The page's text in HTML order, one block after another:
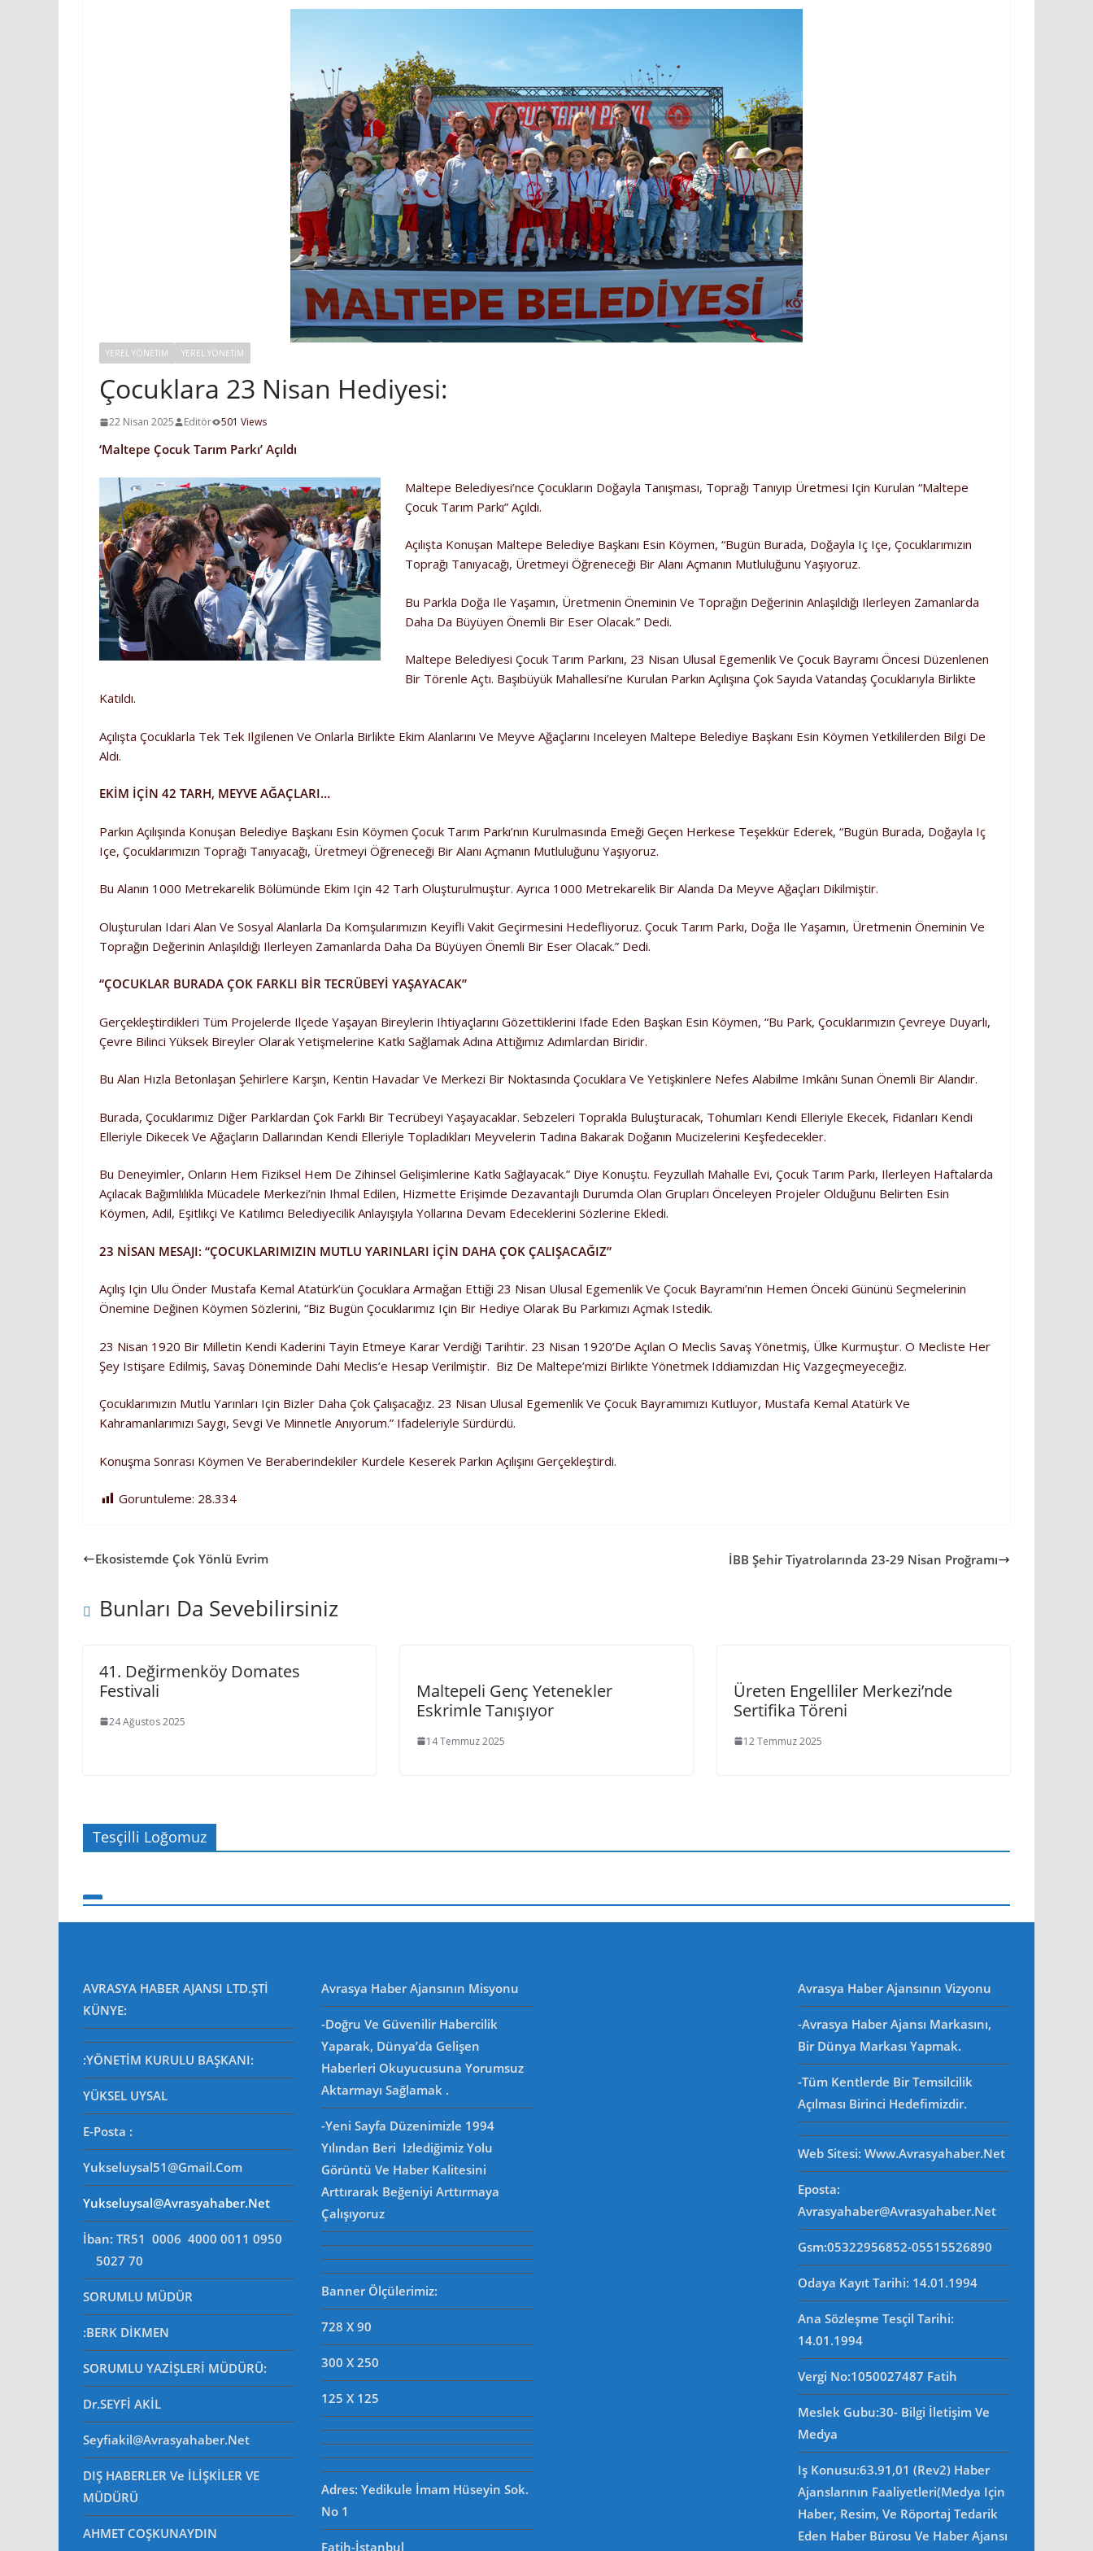
YEREL YÖNETIM YEREL YÖNETİM
Çocuklara 23 Nisan Hediyesi:
22 Nisan 2025 Editör 501 Views
‘Maltepe Çocuk Tarım Parkı’ Açıldı
Maltepe Belediyesi’nce Çocukların Doğayla Tanışması, Toprağı Tanıyıp Üretmesi Için Kurulan “Maltepe
Çocuk Tarım Parkı” Açıldı.
Açılışta Konuşan Maltepe Belediye Başkanı Esin Köymen, “Bugün Burada, Doğayla Iç Içe, Çocuklarımızın
Toprağı Tanıyacağı, Üretmeyi Öğreneceği Bir Alanı Açmanın Mutluluğunu Yaşıyoruz.
Bu Parkla Doğa Ile Yaşamın, Üretmenin Öneminin Ve Toprağın Değerinin Anlaşıldığı Ilerleyen Zamanlarda
Daha Da Büyüyen Önemli Bir Eser Olacak.” Dedi.
Maltepe Belediyesi Çocuk Tarım Parkını, 23 Nisan Ulusal Egemenlik Ve Çocuk Bayramı Öncesi Düzenlenen
Bir Törenle Açtı. Başıbüyük Mahallesi’ne Kurulan Parkın Açılışına Çok Sayıda Vatandaş Çocuklarıyla Birlikte
Katıldı.
Açılışta Çocuklarla Tek Tek Ilgilenen Ve Onlarla Birlikte Ekim Alanlarını Ve Meyve Ağaçlarını Inceleyen Maltepe Belediye Başkanı Esin Köymen Yetkililerden Bilgi De
Aldı.
EKİM İÇİN 42 TARH, MEYVE AĞAÇLARI…
Parkın Açılışında Konuşan Belediye Başkanı Esin Köymen Çocuk Tarım Parkı’nın Kurulmasında Emeği Geçen Herkese Teşekkür Ederek, “Bugün Burada, Doğayla Iç
Içe, Çocuklarımızın Toprağı Tanıyacağı, Üretmeyi Öğreneceği Bir Alanı Açmanın Mutluluğunu Yaşıyoruz.
Bu Alanın 1000 Metrekarelik Bölümünde Ekim Için 42 Tarh Oluşturulmuştur. Ayrıca 1000 Metrekarelik Bir Alanda Da Meyve Ağaçları Dikilmiştir.
Oluşturulan Idari Alan Ve Sosyal Alanlarla Da Komşularımızın Keyifli Vakit Geçirmesini Hedefliyoruz. Çocuk Tarım Parkı, Doğa Ile Yaşamın, Üretmenin Öneminin Ve
Toprağın Değerinin Anlaşıldığı Ilerleyen Zamanlarda Daha Da Büyüyen Önemli Bir Eser Olacak.” Dedi.
“ÇOCUKLAR BURADA ÇOK FARKLI BİR TECRÜBEYİ YAŞAYACAK”
Gerçekleştirdikleri Tüm Projelerde Ilçede Yaşayan Bireylerin Ihtiyaçlarını Gözettiklerini Ifade Eden Başkan Esin Köymen, “Bu Park, Çocuklarımızın Çevreye Duyarlı,
Çevre Bilinci Yüksek Bireyler Olarak Yetişmelerine Katkı Sağlamak Adına Attığımız Adımlardan Biridir.
Bu Alan Hızla Betonlaşan Şehirlere Karşın, Kentin Havadar Ve Merkezi Bir Noktasında Çocuklara Ve Yetişkinlere Nefes Alabilme Imkânı Sunan Önemli Bir Alandır.
Burada, Çocuklarımız Diğer Parklardan Çok Farklı Bir Tecrübeyi Yaşayacaklar. Sebzeleri Toprakla Buluşturacak, Tohumları Kendi Elleriyle Ekecek, Fidanları Kendi
Elleriyle Dikecek Ve Ağaçların Dallarından Kendi Elleriyle Topladıkları Meyvelerin Tadına Bakarak Doğanın Mucizelerini Keşfedecekler.
Bu Deneyimler, Onların Hem Fiziksel Hem De Zihinsel Gelişimlerine Katkı Sağlayacak.” Diye Konuştu. Feyzullah Mahalle Evi, Çocuk Tarım Parkı, Ilerleyen Haftalarda
Açılacak Bağımlılıkla Mücadele Merkezi’nin Ihmal Edilen, Hizmette Erişimde Dezavantajlı Durumda Olan Grupları Önceleyen Projeler Olduğunu Belirten Esin
Köymen, Adil, Eşitlikçi Ve Katılımcı Belediyecilik Anlayışıyla Yollarına Devam Edeceklerini Sözlerine Ekledi.
23 NİSAN MESAJI: “ÇOCUKLARIMIZIN MUTLU YARINLARI İÇİN DAHA ÇOK ÇALIŞACAĞIZ”
Açılış Için Ulu Önder Mustafa Kemal Atatürk’ün Çocuklara Armağan Ettiği 23 Nisan Ulusal Egemenlik Ve Çocuk Bayramı’nın Hemen Önceki Gününü Seçmelerinin
Önemine Değinen Köymen Sözlerini, “Biz Bugün Çocuklarımız Için Bir Hediye Olarak Bu Parkımızı Açmak Istedik.
23 Nisan 1920 Bir Milletin Kendi Kaderini Tayin Etmeye Karar Verdiği Tarihtir. 23 Nisan 1920’de Açılan O Meclis Savaş Yönetmiş, Ülke Kurmuştur. O Mecliste Her
Şey Istişare Edilmiş, Savaş Döneminde Dahi Meclis’e Hesap Verilmiştir. Biz De Maltepe’mizi Birlikte Yönetmek Iddiamızdan Hiç Vazgeçmeyeceğiz.
Çocuklarımızın Mutlu Yarınları Için Bizler Daha Çok Çalışacağız. 23 Nisan Ulusal Egemenlik Ve Çocuk Bayramımızı Kutluyor, Mustafa Kemal Atatürk Ve
Kahramanlarımızı Saygı, Sevgi Ve Minnetle Anıyorum.” Ifadeleriyle Sürdürdü.
Konuşma Sonrası Köymen Ve Beraberindekiler Kurdele Keserek Parkın Açılışını Gerçekleştirdi.
Goruntuleme: 28.334
Ekosistemde Çok Yönlü Evrim İBB Şehir Tiyatrolarında 23-29 Nisan Proğramı
Bunları Da Sevebilirsiniz
41. Değirmenköy Domates
Festivali
24 Ağustos 2025
Maltepeli Genç Yetenekler
Eskrimle Tanışıyor
14 Temmuz 2025
Üreten Engelliler Merkezi’nde
Sertifika Töreni
12 Temmuz 2025
Tesçilli Loğomuz
AVRASYA HABER AJANSI LTD.ŞTİ
KÜNYE:
:YÖNETİM KURULU BAŞKANI:
YÜKSEL UYSAL
E-Posta :
Yukseluysal51@gmail.com
Yukseluysal@avrasyahaber.net
İban: TR51 0006 4000 0011 0950
5027 70
SORUMLU MÜDÜR
:BERK DİKMEN
SORUMLU YAZİŞLERİ MÜDÜRÜ:
Dr.SEYFİ AKİL
Seyfiakil@avrasyahaber.net
DIŞ HABERLER Ve İLİŞKİLER VE
MÜDÜRÜ
AHMET COŞKUNAYDIN
Avrasya Haber Ajansının Misyonu
-Doğru Ve Güvenilir Habercilik
Yaparak, Dünya’da Gelişen
Haberleri Okuyucusuna Yorumsuz
Aktarmayı Sağlamak .
-Yeni Sayfa Düzenimizle 1994
Yılından Beri Izlediğimiz Yolu
Görüntü Ve Haber Kalitesini
Arttırarak Beğeniyi Arttırmaya
Çalışıyoruz
Banner Ölçülerimiz:
728 X 90
300 X 250
125 X 125
Adres: Yedikule İmam Hüseyin Sok.
No 1
Fatih-İstanbul
Avrasya Haber Ajansının Vizyonu
-Avrasya Haber Ajansı Markasını,
Bir Dünya Markası Yapmak.
-Tüm Kentlerde Bir Temsilcilik
Açılması Birinci Hedefimizdir.
Web Sitesi: Www.avrasyahaber.net
Eposta:
Avrasyahaber@avrasyahaber.net
Gsm:05322956852-05515526890
Odaya Kayıt Tarihi: 14.01.1994
Ana Sözleşme Tesçil Tarihi:
14.01.1994
Vergi No:1050027487 Fatih
Meslek Gubu:30- Bilgi İletişim Ve
Medya
Iş Konusu:63.91,01 (Rev2) Haber
Ajanslarının Faaliyetleri(Medya Için
Haber, Resim, Ve Röportaj Tedarik
Eden Haber Bürosu Ve Haber Ajansı